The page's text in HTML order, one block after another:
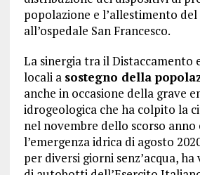
popolazione e l’allestimento del
all’ospedale San Francesco.
La sinergia tra il Distaccamento
locali a sostegno della
anche in occasione della grave
idrogeologica che ha colpito la
nel novembre dello scorso anno
l’emergenza idrica di agosto
per diversi giorni senz’acqua,